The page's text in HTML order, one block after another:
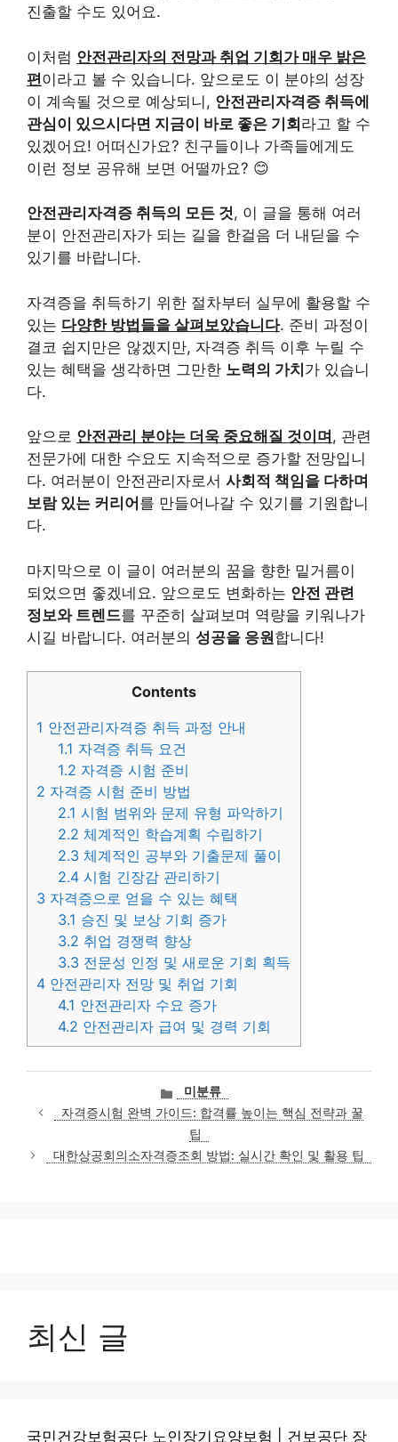
진출할 수도 있어요.
이처럼 안전관리자의 전망과 취업 기회가 매우 밝은
편이라고 볼 수 있습니다. 앞으로도 이 분야의 성장
이 계속될 것으로 예상되니, 안전관리자격증 취득에
관심이 있으시다면 지금이 바로 좋은 기회라고 할 수
있겠어요! 어떠신가요? 친구들이나 가족들에게도
이런 정보 공유해 보면 어떨까요? 😊
안전관리자격증 취득의 모든 것, 이 글을 통해 여러
분이 안전관리자가 되는 길을 한걸음 더 내딛을 수
있기를 바랍니다.
자격증을 취득하기 위한 절차부터 실무에 활용할 수
있는 다양한 방법들을 살펴보았습니다. 준비 과정이
결코 쉽지만은 않겠지만, 자격증 취득 이후 누릴 수
있는 혜택을 생각하면 그만한 노력의 가치가 있습니
다.
앞으로 안전관리 분야는 더욱 중요해질 것이며 , 관련
전문가에 대한 수요도 지속적으로 증가할 전망입니
다. 여러분이 안전관리자로서 사회적 책임을 다하며
보람 있는 커리어 를 만들어나갈 수 있기를 기원합니
다.
마지막으로 이 글이 여러분의 꿈을 향한 밑거름이
되었으면 좋겠네요. 앞으로도 변화하는 안전 관련
정보와 트렌드를 꾸준히 살펴보며 역량을 키워나가
시길 바랍니다. 여러분의 성공을 응원합니다!
Contents
1 안전관리자격증 취득 과정 안내
1.1 자격증 취득 요건
1.2 자격증 시험 준비
2 자격증 시험 준비 방법
2.1 시험 범위와 문제 유형 파악하기
2.2 체계적인 학습계획 수립하기
2.3 체계적인 공부와 기출문제 풀이
2.4 시험 긴장감 관리하기
3 자격증으로 얻을 수 있는 혜택
3.1 승진 및 보상 기회 증가
3.2 취업 경쟁력 향상
3.3 전문성 인정 및 새로운 기회 획득
4 안전관리자 전망 및 취업 기회
4.1 안전관리자 수요 증가
4.2 안전관리자 급여 및 경력 기회
카
테
고
미분류
자격증시험 완벽 가이드: 합격률 높이는 핵심 전략과 꿀
팁
대한상공회의소자격증조회 방법: 실시간 확인 및 활용 팁
최신 글
국민건강보험공단 노인장기요양보험 | 건보공단 장